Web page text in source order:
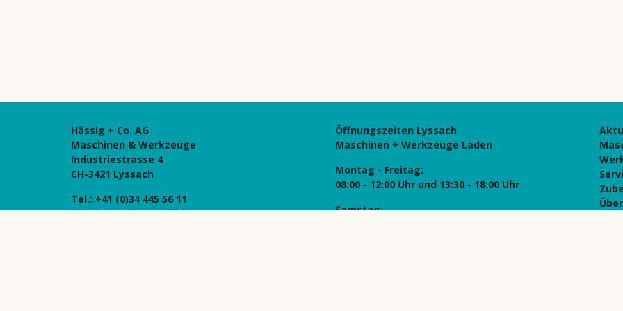
Hässig + Co. AG
Maschinen & Werkzeuge
Industriestrasse 4
CH-3421 Lyssach
Tel.: +41 (0)34 445 56 11
info@haessig-maschinen.com
Öffnungszeiten Lyssach
Maschinen + Werkzeuge Laden
Montag - Freitag:
08:00 - 12:00 Uhr und 13:30 - 18:00 Uhr
Samstag: